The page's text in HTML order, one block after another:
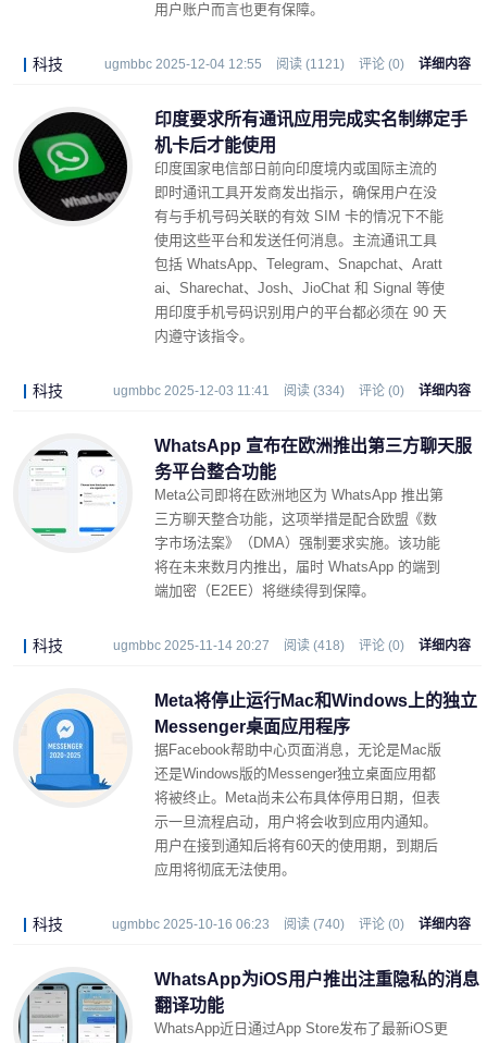
用户账户而言也更有保障。
科技 ugmbbc 2025-12-04 12:55 阅读 (1121) 评论 (0) 详细内容
印度要求所有通讯应用完成实名制绑定手
机卡后才能使用
印度国家电信部日前向印度境内或国际主流的
即时通讯工具开发商发出指示，确保用户在没
有与手机号码关联的有效 SIM 卡的情况下不能
使用这些平台和发送任何消息。主流通讯工具
包括 WhatsApp、Telegram、Snapchat、Aratt
ai、Sharechat、Josh、JioChat 和 Signal 等使
用印度手机号码识别用户的平台都必须在 90 天
内遵守该指令。
科技 ugmbbc 2025-12-03 11:41 阅读 (334) 评论 (0) 详细内容
WhatsApp 宣布在欧洲推出第三方聊天服
务平台整合功能
Meta公司即将在欧洲地区为 WhatsApp 推出第
三方聊天整合功能，这项举措是配合欧盟《数
字市场法案》（DMA）强制要求实施。该功能
将在未来数月内推出，届时 WhatsApp 的端到
端加密（E2EE）将继续得到保障。
科技 ugmbbc 2025-11-14 20:27 阅读 (418) 评论 (0) 详细内容
Meta将停止运行Mac和Windows上的独立
Messenger桌面应用程序
据Facebook帮助中心页面消息，无论是Mac版
还是Windows版的Messenger独立桌面应用都
将被终止。Meta尚未公布具体停用日期，但表
示一旦流程启动，用户将会收到应用内通知。
用户在接到通知后将有60天的使用期，到期后
应用将彻底无法使用。
科技 ugmbbc 2025-10-16 06:23 阅读 (740) 评论 (0) 详细内容
WhatsApp为iOS用户推出注重隐私的消息
翻译功能
WhatsApp近日通过App Store发布了最新iOS更